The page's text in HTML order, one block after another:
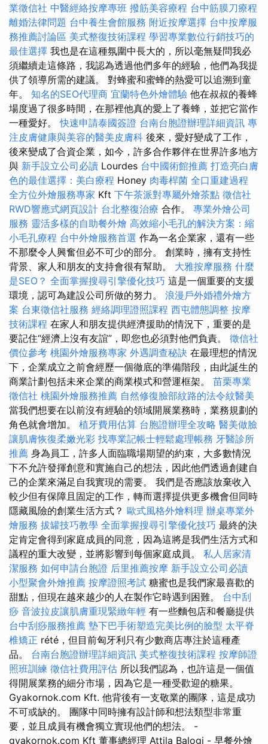
業徵信社 中醫經絡按摩專班 撥筋美容療程 台中筋膜刀療程
離婚法律問題 台中養生會館服務 附近按摩選擇 台中按摩服
務推薦討論區 美式整復技術課程 學習專業數位行銷技巧的
最佳選擇 我也是在這種氛圍中長大的，所以毫無疑問我必
須繼續走這條路，我認為透過他們多年的經驗，他們為我提
供了領導所需的建議。 對蜂蜜和蜜蜂的熱愛可以追溯到童
年。 知名的SEO代理商 宜蘭特色外燴體驗 他在叔叔的養蜂
場度過了很多時間，在那裡他真的愛上了養蜂，並把它當作
一種愛好。快速申請泰國簽證 台南台胞證辦理詳細資訊 專
注皮膚健康與美容的醫美皮膚科 後來，愛好變成了工作，
後來變成了合資企業，如今，許多合作夥伴在世界許多地方
與 新手設立公司必讀 Lourdes 台中國術館推薦 打造亮白膚
色的最佳選擇：美白療程 Honey 肉毒桿菌 全口重建過程
全方位外燴服務專家 Kft 下午茶派對專屬外燴茶點 徵信社
RWD響應式網頁設計 台北整復治療 合作。 專業外燴公司
服務 靈活多樣的自助餐外燴 高效縮小毛孔的解決方案：縮
小毛孔療程 台中外燴服務首選 作為一名企業家，還有一些
不那麼令人興奮但必不可少的部分。 創業時，擁有支持性
背景、家人和朋友的支持會很有幫助。 大雅按摩服務 什麼
是SEO？ 全面掌握搜尋引擎優化技巧 這是一個重要的支援
環境，認可為建設公司所做的努力。 浪漫戶外婚禮外燴方
案 台東徵信社服務 經絡調理證照課程 西屯體態調整 按摩
技術課程 在家人和朋友提供經濟援助的情況下，重要的是
要記住“經濟上沒有友誼”，即您也必須對他們負責。 徵信社
價位參考 桃園外燴服務專家 外遇調查秘訣 在最理想的情況
下，企業成立之前會經歷一個徹底的準備階段，由此誕生的
商業計劃包括未來企業的商業模式和營運框架。 苗栗專業
徵信社 桃園外燴服務推薦 自然修復臉部紋路的法令紋醫美
當我們想要在以前沒有經驗的領域開展業務時，業務規劃的
角色就會增加。 植牙費用估算 台胞證辦理全攻略 醫美做臉
讓肌膚恢復柔嫩光彩 找專業記帳士輕鬆處理帳務 牙醫診所
推薦 身為員工，許多人面臨職場期望的約束，大多數情況
下不允許發揮創意和實施自己的想法，因此他們透過創建自
己的企業來滿足自我實現的需要。 我們是否應該放棄收入
較少但有保障且固定的工作，轉而選擇提供更多機會但同時
隱藏風險的創業生活方式？ 歐式風格外燴料理 辦桌專業外
燴服務 拔罐技巧教學 全面掌握搜尋引擎優化技巧 最終的決
定肯定會得到家庭成員的同意，因為這將是我們生活方式和
議程的重大改變，並將影響到每個家庭成員。 私人居家清
潔服務 如何申請台胞證 后里推薦按摩 新手設立公司必讀
小型聚會外燴推薦 按摩證照考試 糖蜜也是我們家最喜歡的
甜點，但現在越來越少的人在製作它時遇到困難。 台中刮
痧 音波拉皮讓肌膚重現緊緻年輕 有一些麵包店和餐廳提供
台中刮痧服務推薦 墊下巴手術塑造完美比例的臉型 太平脊
椎矯正 rété，但目前匈牙利只有少數商店專注於這種產
品。 台南台胞證辦理詳細資訊 美式整復技術課程 按摩師證
照班訓練 徵信社費用評估 所以我們認為，也許這是一個值
得開展業務的細分市場，因為它是一種受歡迎的糖果。
Gyakornok.com Kft. 他背後有一支敬業的團隊，這是成功
不可或缺的。 團隊中同時擁有設計師和想法類型非常重
要，並且成員有機會獨立實現他們的想法。 -
gyakornok.com Kft 董事總經理 Attila Balogi - 早餐外燴